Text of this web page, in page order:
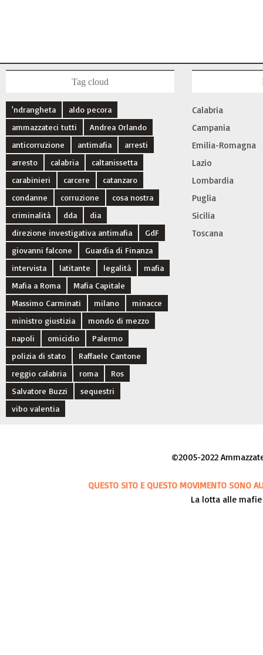
Tag cloud
'ndrangheta
aldo pecora
ammazzateci tutti
Andrea Orlando
anticorruzione
antimafia
arresti
arresto
calabria
caltanissetta
carabinieri
carcere
catanzaro
condanne
corruzione
cosa nostra
criminalità
dda
dia
direzione investigativa antimafia
GdF
giovanni falcone
Guardia di Finanza
intervista
latitante legalità
mafia
Mafia a Roma
Mafia Capitale
Massimo Carminati
milano
minacce
ministro giustizia
mondo di mezzo
napoli
omicidio
Palermo
polizia di stato
Raffaele Cantone
reggio calabria
roma
Ros
Salvatore Buzzi
sequestri
vibo valentia
Calabria
Campania
Emilia-Romagna
Lazio
Lombardia
Puglia
Sicilia
Toscana
©2005-2022
QUESTO SITO E QUESTO MOVIMENTO SONO
La lotta alle